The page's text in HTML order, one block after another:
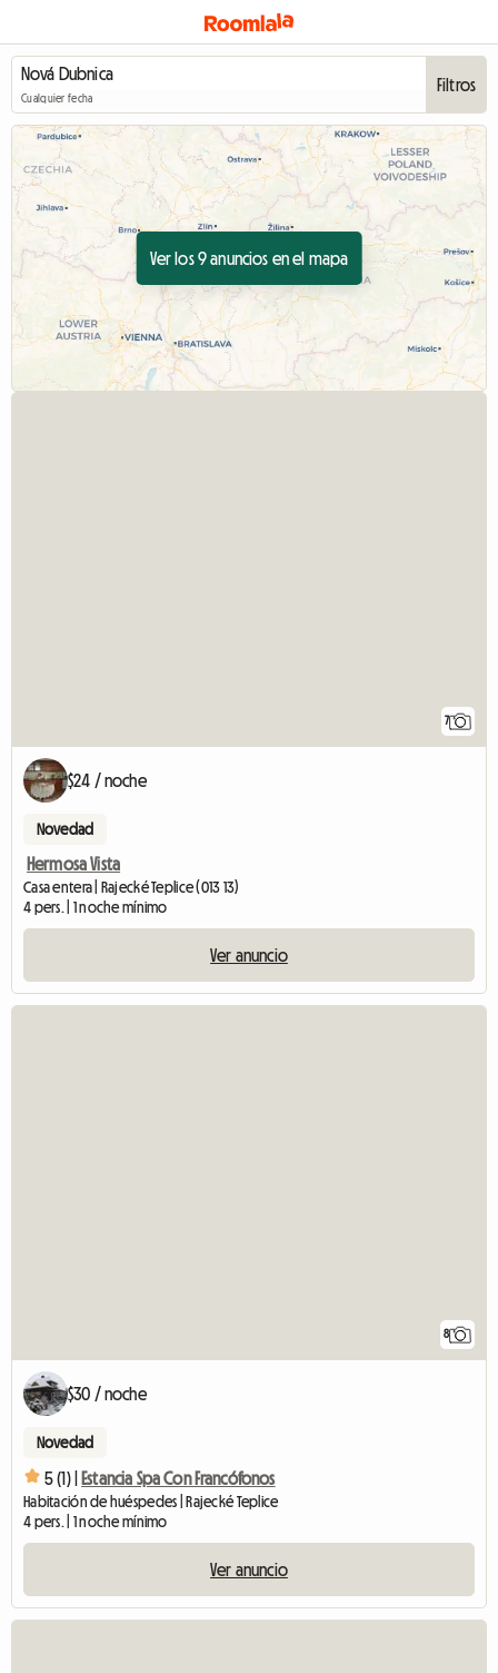
Cualquier fecha
Filtros
Ver los 9 anuncios en el mapa
7
$24 / noche
Novedad
Hermosa Vista
Casa entera | Rajecké Teplice (013 13)
4 pers. | 1 noche mínimo
Ver anuncio
8
$30 / noche
Novedad
5 (1) | Estancia Spa Con Francófonos
Habitación de huéspedes | Rajecké Teplice
4 pers. | 1 noche mínimo
Ver anuncio